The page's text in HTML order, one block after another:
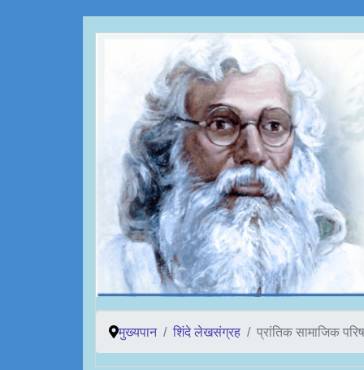
मुख्यपान शिंदे लेखसंग्रह प्रांतिक सामाजिक